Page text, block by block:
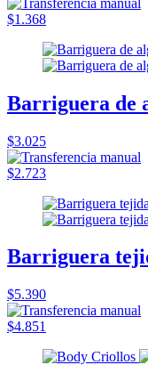
$1.368
Barriguera de
$3.025
$2.723
Barriguera
$5.390
$4.851